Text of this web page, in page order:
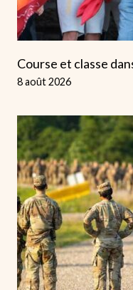
Course et classe
8 août 2026